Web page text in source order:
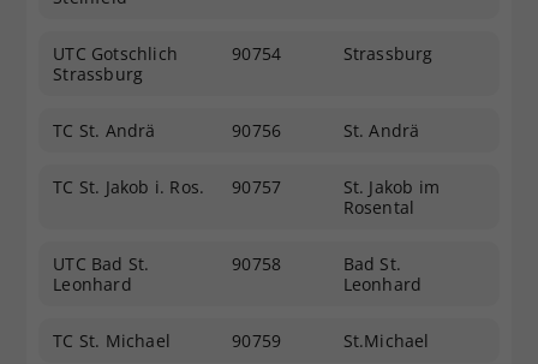
UTC Gotschlich
Strassburg
90754 Strassburg
TC St. Andrä 90756 St. Andrä
TC St. Jakob i. Ros. 90757
St. Jakob im
Rosental
UTC Bad St.
Leonhard
90758
Bad St.
Leonhard
TC St. Michael 90759 St.Michael